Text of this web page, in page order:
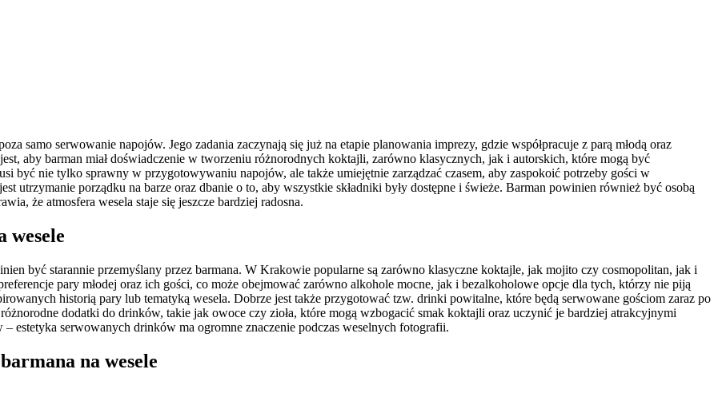
samo serwowanie napojów. Jego zadania zaczynają się już na etapie planowania imprezy, gdzie współpracuje z parą młodą oraz
aby barman miał doświadczenie w tworzeniu różnorodnych koktajli, zarówno klasycznych, jak i autorskich, które mogą być
być nie tylko sprawny w przygotowywaniu napojów, ale także umiejętnie zarządzać czasem, aby zaspokoić potrzeby gości w
utrzymanie porządku na barze oraz dbanie o to, aby wszystkie składniki były dostępne i świeże. Barman powinien również być osobą
że atmosfera wesela staje się jeszcze bardziej radosna.
wesele
być starannie przemyślany przez barmana. W Krakowie popularne są zarówno klasyczne koktajle, jak mojito czy cosmopolitan, jak i
pary młodej oraz ich gości, co może obejmować zarówno alkohole mocne, jak i bezalkoholowe opcje dla tych, którzy nie piją
historią pary lub tematyką wesela. Dobrze jest także przygotować tzw. drinki powitalne, które będą serwowane gościom zaraz po
dodatki do drinków, takie jak owoce czy zioła, które mogą wzbogacić smak koktajli oraz uczynić je bardziej atrakcyjnymi
estetyka serwowanych drinków ma ogromne znaczenie podczas weselnych fotografii.
na wesele